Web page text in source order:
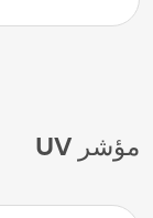
مؤشر UV